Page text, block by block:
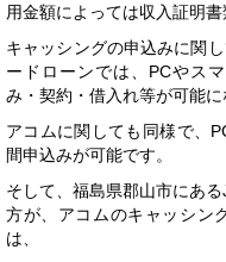
用金額によっては収入証明書
キャッシングの申込みに関
ードローンでは、PCやス
み・契約・借入れ等が可能に
アコムに関しても同様で、
間申込みが可能です。
そして、福島県郡山市にあ
方が、アコムのキャッシン
は、